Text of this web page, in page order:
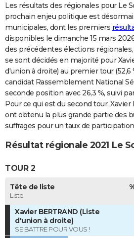
COPAINS D'AVANT
S'inscrire
Se connecter
Lycées
Collèges
Primaires
Universités
Entreprises
Service militaire
Avis de recherche
AVIS DE DÉCÈS
FORUM
Bricolage
Lifestyle
Culture
Sport
Auto
Television
Voyage
Cinema
Les résultats des régionales pour Le
prochain enjeu politique est
municipales, dont les premiers
disponibles le dimanche 15 mars
des précédentes élections
se sont décidés en majorité pour
d'union à droite) au premier tour (52,6
candidat Rassemblement National
seconde position avec 26,3 %, suivi
Pour ce qui est du second tour, Xavier
ont obtenu la plus grande partie des
suffrages pour un taux de participation
Résultat régionale 2021 Le
TOUR 2
Tête de liste
Liste
Xavier BERTRAND (Liste
d'union à droite)
SE BATTRE POUR VOUS !